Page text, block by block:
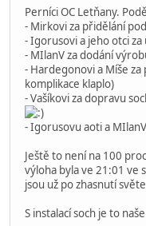
Perníci OC Letňany.
- Mirkovi za přidělání
- Igorusovi a jeho otci
- MIlanV za dodání
- Hardegonovi a Míše
komplikace klaplo)
- Vašíkovi za dopravu
- Igorusovu aoti a
Ještě to není na 100
výloha byla ve 21:01 ve
jsou už po zhasnutí
S instalací soch je to